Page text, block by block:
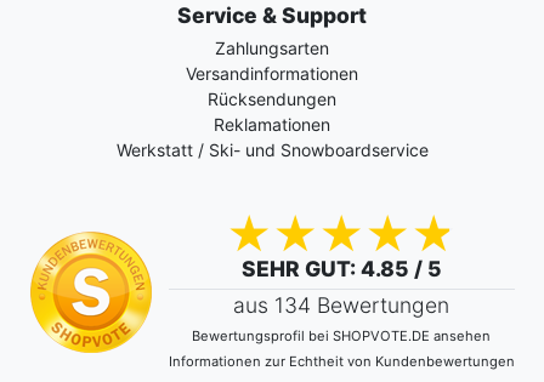
Service & Support
Zahlungsarten
Versandinformationen
Rücksendungen
Reklamationen
Werkstatt / Ski- und Snowboardservice
SEHR GUT: 4.85 / 5
aus 134 Bewertungen
Bewertungsprofil bei SHOPVOTE.DE ansehen
Informationen zur Echtheit von Kundenbewertungen